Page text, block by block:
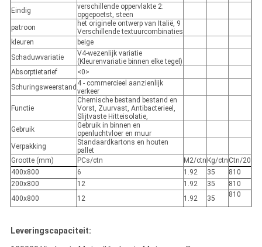
Eindig
verschillende oppervlakte 2:
opgepoetst, steen
patroon
het originele ontwerp van Italië, 9
Verschillende textuurcombinaties
kleuren
beige
Schaduwvariatie
V4-wezenlijk variatie
(Kleurenvariatie binnen elke tegel)
Absorptietarief
<0>
Schuringsweerstand 4 - commercieel aanzienlijk
verkeer
Functie
Chemische bestand bestand en
Vorst, Zuurvast, Antibacterieel,
Slijtvaste Hitteisolatie,
Gebruik
Gebruik in binnen en
openluchtvloer en muur
Verpakking
Standaardkartons en houten
pallet
Grootte (mm)
PCs/ctn M2/ctn Kg/ctn Ctn/20
400x800
6 1.92 35
810
200x800
12 1.92 35
810
400x800
12 1.92 35 810
Leveringscapaciteit: